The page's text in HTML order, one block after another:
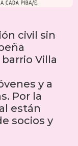
civil sin
Villa
y a
Por la
están
socios y